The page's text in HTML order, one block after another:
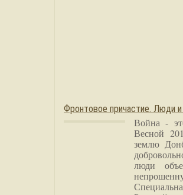
Фронтовое причастие. Люди
Война -
Весной
землю
люди